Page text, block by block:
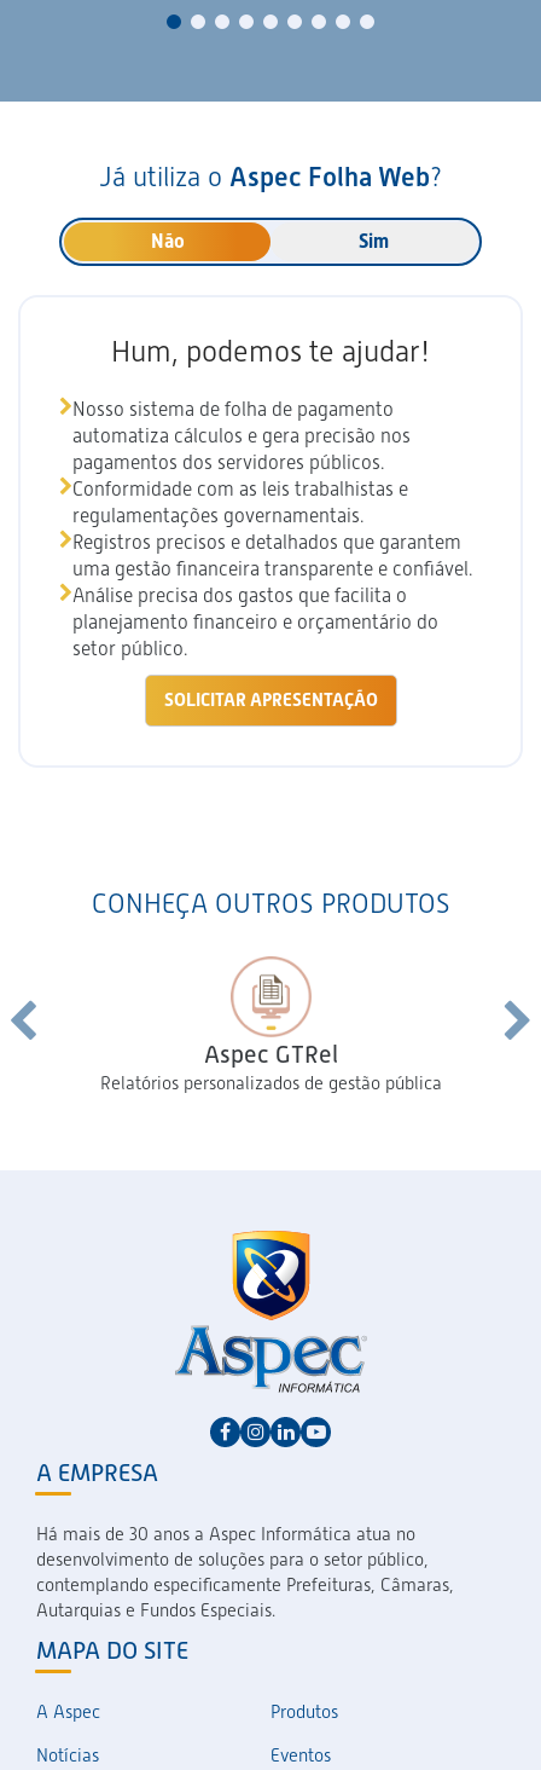
Já utiliza o Aspec Folha Web?
Não Sim
Hum, podemos te ajudar!
Nosso sistema de folha de pagamento
automatiza cálculos e gera precisão nos
pagamentos dos servidores públicos.
Conformidade com as leis trabalhistas e
regulamentações governamentais.
Registros precisos e detalhados que garantem
uma gestão financeira transparente e confiável.
Análise precisa dos gastos que facilita o
planejamento financeiro e orçamentário do
setor público.
SOLICITAR APRESENTAÇÃO
CONHEÇA OUTROS PRODUTOS
Aspec GTRel
Relatórios personalizados de gestão pública
A EMPRESA
Há mais de 30 anos a Aspec Informática atua no
desenvolvimento de soluções para o setor público,
contemplando especificamente Prefeituras, Câmaras,
Autarquias e Fundos Especiais.
MAPA DO SITE
A Aspec
Produtos
Notícias
Eventos